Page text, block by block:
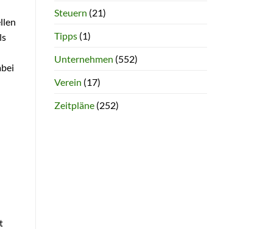
Steuern (21)
Tipps(1)
Unternehmen (552)
Verein (17)
Zeitpläne(252)